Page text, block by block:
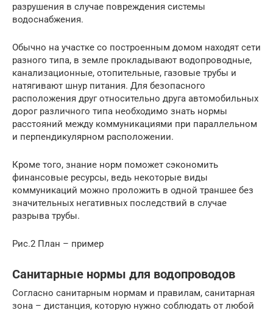
разрушения в случае повреждения системы
водоснабжения.
Обычно на участке со построенным домом находят сети
разного типа, в земле прокладывают водопроводные,
канализационные, отопительные, газовые трубы и
натягивают шнур питания. Для безопасного
расположения друг относительно друга автомобильных
дорог различного типа необходимо знать нормы
расстояний между коммуникациями при параллельном
и перпендикулярном расположении.
Кроме того, знание норм поможет сэкономить
финансовые ресурсы, ведь некоторые виды
коммуникаций можно проложить в одной траншее без
значительных негативных последствий в случае
разрыва трубы.
Рис.2 План – пример
Санитарные нормы для водопроводов
Согласно санитарным нормам и правилам, санитарная
зона – дистанция, которую нужно соблюдать от любой